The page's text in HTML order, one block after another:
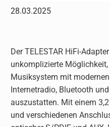
28.03.2025
Der TELESTAR HiFi-
unkomplizierte
Musiksystem mit
Internetradio, Bluetooth
auszustatten. Mit einem
und verschiedenen